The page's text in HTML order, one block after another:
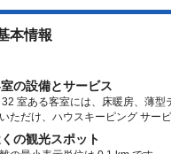
本情報
の設備とサービス
32 室ある客室には、床暖房、薄
ただけ、ハウスキーピング サー
の観光スポット